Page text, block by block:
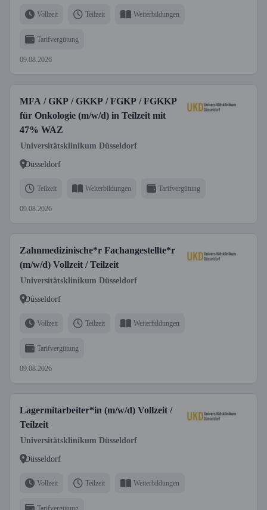
Vollzeit Teilzeit Weiterbildungen
Tarifvergütung
09.08.2026
MFA / GKP / GKKP / FGKP / FGKKP
für Onkologie (m/w/d) in Teilzeit mit
47% WAZ
Universitätsklinikum Düsseldorf
Düsseldorf
Teilzeit Weiterbildungen Tarifvergütung
09.08.2026
Zahnmedizinische*r Fachangestellte*r
(m/w/d) Vollzeit / Teilzeit
Universitätsklinikum Düsseldorf
Düsseldorf
Vollzeit Teilzeit Weiterbildungen
Tarifvergütung
09.08.2026
Lagermitarbeiter*in (m/w/d) Vollzeit /
Teilzeit
Universitätsklinikum Düsseldorf
Düsseldorf
Vollzeit Teilzeit Weiterbildungen
Tarifvergütung